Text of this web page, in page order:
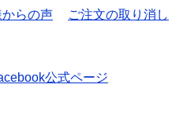
らの声 ご注文の取り消し
公式ページ